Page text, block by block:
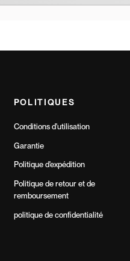
POLITIQUES
Conditions d'utilisation
Garantie
Politique d'expédition
Politique de retour et de
remboursement
politique de confidentialité